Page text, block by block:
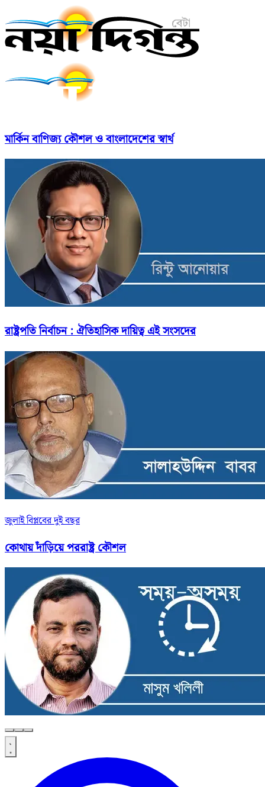
মার্কিন বাণিজ্য কৌশল ও বাংলাদেশের স্বার্থ
রাষ্ট্রপতি নির্বাচন : ঐতিহাসিক দায়িত্ব এই সংসদের
জুলাই বিপ্লবের দুই বছর
কোথায় দাঁড়িয়ে পররাষ্ট্র কৌশল